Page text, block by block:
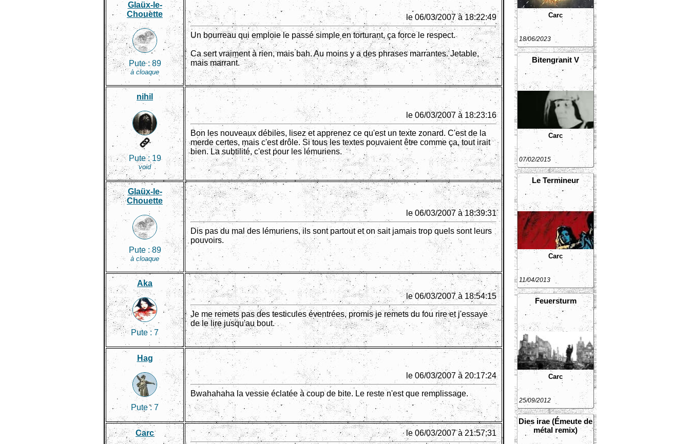
Carc
18/06/2023
Bitengranit V
Carc
07/02/2015
Le Termineur
Carc
11/04/2013
Feuersturm
Carc
25/09/2012
Dies irae (Émeute de
métal remix)
Glaüx-le-
Chouette
Pute :89
à cloaque
le 06/03/2007 à 18:22:49
Un bourreau qui emploie le passé simple en torturant, ça force le respect.
Ca sert vraiment à rien, mais bah. Au moins y a des phrases marrantes. Jetable,
mais marrant.
nihil
Pute : 19
void
le 06/03/2007 à 18:23:16
Bon les nouveaux débiles, lisez et apprenez ce qu'est un texte zonard. C'est de la
merde certes, mais c'est drôle. Si tous les textes pouvaient être comme ça, tout irait
bien. La subtilité, c'est pour les lémuriens.
Glaüx-le-
Chouette
Pute :89
à cloaque
le 06/03/2007 à 18:39:31
Dis pas du mal des lémuriens, ils sont partout et on sait jamais trop quels sont leurs
pouvoirs.
Aka
Pute : 7
le 06/03/2007 à 18:54:15
Je me remets pas des testicules éventrées, promis je remets du fou rire et j'essaye
de le lire jusqu'au bout.
Hag
Pute :7
le 06/03/2007 à 20:17:24
Bwahahaha la vessie éclatée à coup de bite. Le reste n'est que remplissage.
Carc le 06/03/2007 à 21:57:31